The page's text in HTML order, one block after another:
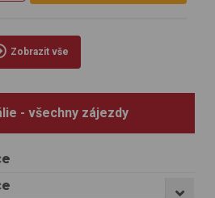
Zobrazit vše
- všechny zájezdy